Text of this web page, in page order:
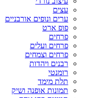
עצים
ערים ונופים אורבניים
פופ ארט
פרחים
פרחים ועלים
פרחים וצמחים
רבנים ויהדות
רומנטי
תלת מימד
תמונות אופנה ושיק